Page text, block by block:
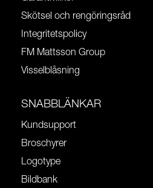
Skötsel och rengöringsråd
Integritetspolicy
FM Mattsson Group
Visselblåsning
SNABBLÄNKAR
Kundsupport
Broschyrer
Logotype
Bildbank